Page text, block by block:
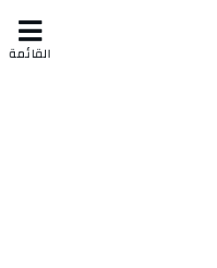
القائمة